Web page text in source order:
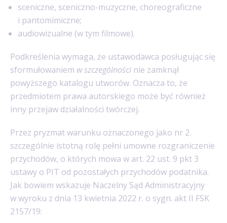
sceniczne, sceniczno-muzyczne, choreograficzne
i pantomimiczne;
audiowizualne (w tym filmowe).
Podkreślenia wymaga, że ustawodawca posługując się
sformułowaniem w szczególności nie zamknął
powyższego katalogu utworów. Oznacza to, że
przedmiotem prawa autorskiego może być również
inny przejaw działalności twórczej.
Przez pryzmat warunku oznaczonego jako nr 2.
szczególnie istotną rolę pełni umowne rozgraniczenie
przychodów, o których mowa w art. 22 ust. 9 pkt 3
ustawy o PIT od pozostałych przychodów podatnika.
Jak bowiem wskazuje Naczelny Sąd Administracyjny
w wyroku z dnia 13 kwietnia 2022 r. o sygn. akt II FSK
2157/19: